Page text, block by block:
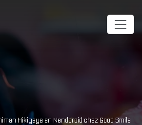
Hikigaya en Nendoroid chez Good Smile